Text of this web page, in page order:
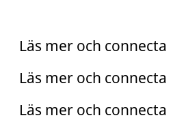
Läs mer och connecta
Läs mer och connecta
Läs mer och connecta